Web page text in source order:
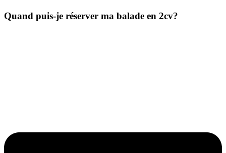
Quand puis-je réserver ma balade en 2cv?